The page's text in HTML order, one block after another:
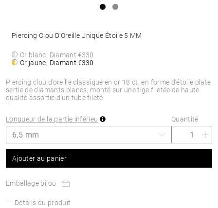
Piercing clou d’oreille classique en or 18 ct, en forme d’étoile plate
sertie de diamants blancs, monté sur une tige filetée de haute
qualité assortie d’un tube fileté.
Piercing Clou D’Oreille Unique Étoile 5 MM
Or blanc, Diamant€330
Or jaune, Diamant€330
Longueur de la partie inférieu Quantité
Ajouter au panier
Emballage bijou
Détails du produit